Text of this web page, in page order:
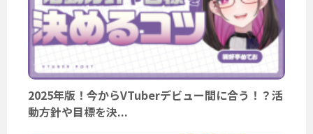
2025年版！今からVTuberデビュー間に合う！？活
動方針や目標を決...